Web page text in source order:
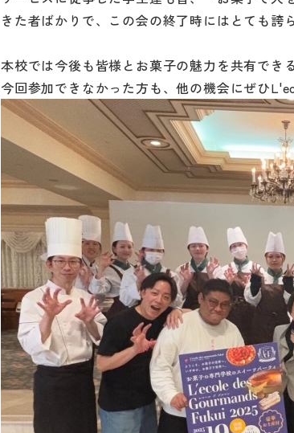
きた者ばかりで、この会の終了時にはとても誇
本校では今後も皆様とお菓子の魅力を共有でき
今回参加できなかった方も、他の機会にぜひ